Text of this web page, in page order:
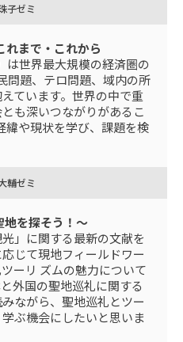
子ゼミ
れまで・これから
は世界最大規模の経済圏の
問題、テロ問題、域内の所
ています。世界の中で重
も深いつながりがあるこ
緯や現状を学び、課題を検
輔ゼミ
を探そう！～
」に関する最新の文献を
じて現地フィールドワー
ーリ ズムの魅力について
外国の聖地巡礼に関する
ながら、聖地巡礼とツー
ぶ機会にしたいと思いま